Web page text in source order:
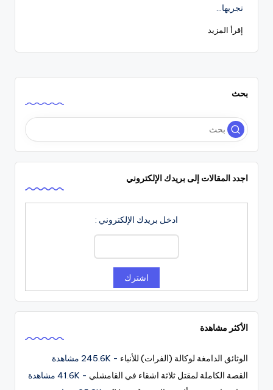
تجريها…
إقرأ المزيد
بحث
اجدد المقالات إلى بريدك الإلكتروني
ادخل بريدك الإلكتروني :
الأكثر مشاهدة
الوثائق الدامغة لوكالة (الفرات) للأنباء - 245.6K مشاهدة
القصة الكاملة لمقتل ثلاثة اشقاء في القامشلي - 41.6K مشاهدة